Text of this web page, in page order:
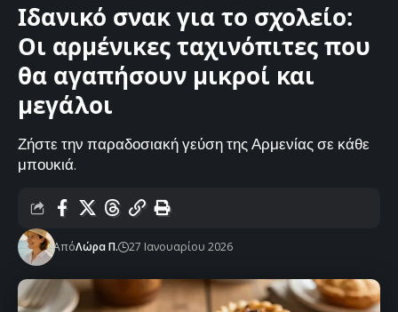
Ιδανικό σνακ για το σχολείο:
Οι αρμένικες ταχινόπιτες που
θα αγαπήσουν μικροί και
μεγάλοι
Ζήστε την παραδοσιακή γεύση της Αρμενίας σε κάθε
μπουκιά.
ΑπόΛώρα Π. 27 Ιανουαρίου 2026